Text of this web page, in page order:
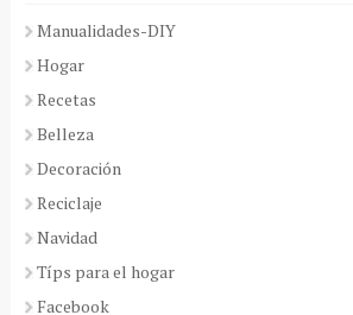
Manualidades-DIY
Hogar
Recetas
Belleza
Decoración
Reciclaje
Navidad
Típs para el hogar
Facebook